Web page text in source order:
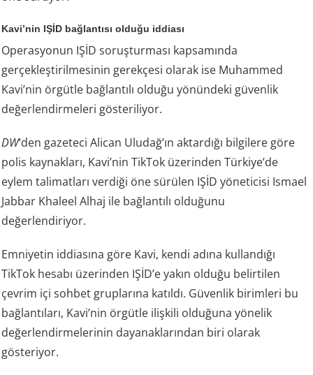
Kavi’nin IŞİD bağlantısı olduğu iddiası
Operasyonun IŞİD soruşturması kapsamında
gerçekleştirilmesinin gerekçesi olarak ise Muhammed
Kavi’nin örgütle bağlantılı olduğu yönündeki güvenlik
değerlendirmeleri gösteriliyor.
DW‘den gazeteci Alican Uludağ’ın aktardığı bilgilere göre
polis kaynakları, Kavi’nin TikTok üzerinden Türkiye’de
eylem talimatları verdiği öne sürülen IŞİD yöneticisi Ismael
Jabbar Khaleel Alhaj ile bağlantılı olduğunu
değerlendiriyor.
Emniyetin iddiasına göre Kavi, kendi adına kullandığı
TikTok hesabı üzerinden IŞİD’e yakın olduğu belirtilen
çevrim içi sohbet gruplarına katıldı. Güvenlik birimleri bu
bağlantıları, Kavi’nin örgütle ilişkili olduğuna yönelik
değerlendirmelerinin dayanaklarından biri olarak
gösteriyor.